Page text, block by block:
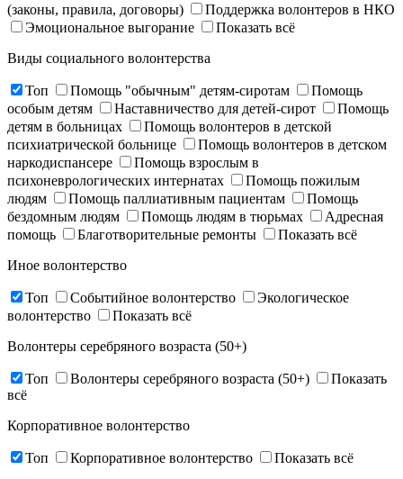
(законы, правила, договоры)
Поддержка волонтеров в НКО
Эмоциональное выгорание
Показать всё
Виды социального волонтерства
Топ Помощь "обычным" детям-сиротам
Помощь
особым детям
Наставничество для детей-сирот
Помощь
детям в больницах
Помощь волонтеров в детской
психиатрической больнице
Помощь волонтеров в детском
наркодиспансере
Помощь взрослым в
психоневрологических интернатах
Помощь пожилым
людям
Помощь паллиативным пациентам
Помощь
бездомным людям
Помощь людям в тюрьмах
Адресная
помощь
Благотворительные ремонты
Показать всё
Иное волонтерство
Топ Событийное волонтерство
Экологическое
волонтерство
Показать всё
Волонтеры серебряного возраста (50+)
Топ Волонтеры серебряного возраста (50+)
Показать
всё
Корпоративное волонтерство
Топ Корпоративное волонтерство
Показать всё